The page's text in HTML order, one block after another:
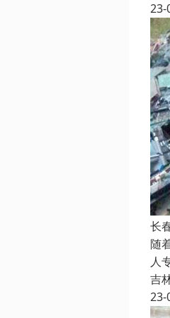
23-
长
随
人
吉
23-